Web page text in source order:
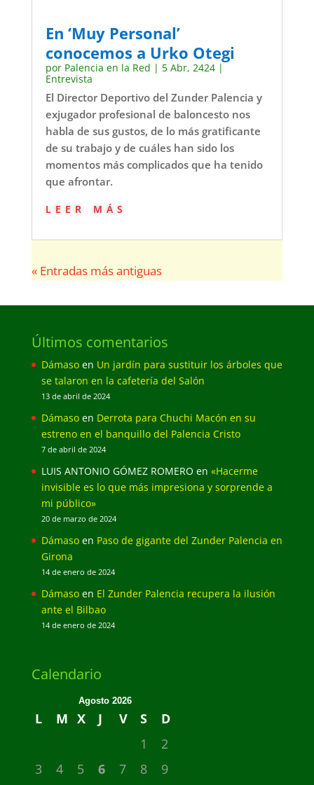
En ‘Muy Personal’
conocemos a Urko Otegi
por Palencia en la Red | 5 Abr, 2424|
Entrevista
El Director Deportivo del Zunder Palencia y
exjugador profesional de baloncesto nos
habla de sus gustos, de lo más gratificante
de su trabajo y de cuáles han sido los
momentos más complicados que ha tenido
que afrontar.
leer más
« Entradas más antiguas
Últimos comentarios
Dámasoen Un jardín para sustituir los árboles que
se talaron en la cafetería del Salón
13 de abril de 2024
Dámasoen Derrota para Chuchi Macón en su
estreno en el banquillo del Palencia Cristo
7 de abril de 2024
LUIS ANTONIO GÓMEZ ROMERO en «Hacerme
invisible es lo que más impresiona y sorprende a
mi público»
20 de marzo de 2024
Dámasoen Paso de gigante del Zunder Palencia en
Girona
14 de enero de 2024
Dámasoen El Zunder Palencia recupera la ilusión
ante el Bilbao
14 de enero de 2024
Calendario
Agosto 2026
L M X J V S
D
1
2
3
4 5 6 7 8
9